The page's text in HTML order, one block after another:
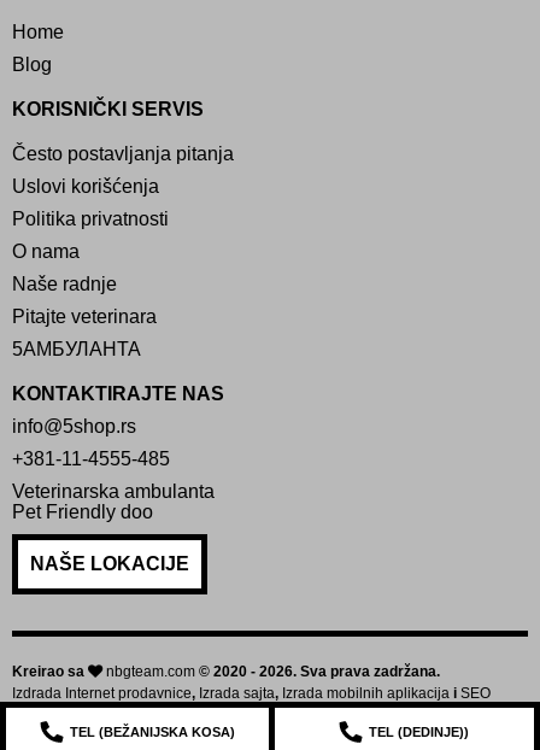
Home
Blog
KORISNIČKI SERVIS
Često postavljanja pitanja
Uslovi korišćenja
Politika privatnosti
O nama
Naše radnje
Pitajte veterinara
5АМБУЛАНТА
KONTAKTIRAJTE NAS
info@5shop.rs
+381-11-4555-485
Veterinarska ambulanta
Pet Friendly doo
NAŠE LOKACIJE
Kreirao sa nbgteam.com © 2020 - 2026. Sva prava zadržana.
Izdrada Internet prodavnice, Izrada sajta, Izrada mobilnih aplikacija i SEO
TEL (BEŽANIJSKA KOSA) TEL (DEDINJE))